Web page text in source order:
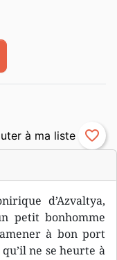
d’Azvaltya,
petit bonhomme
à bon port
qu’il ne se heurte à
favorite_border